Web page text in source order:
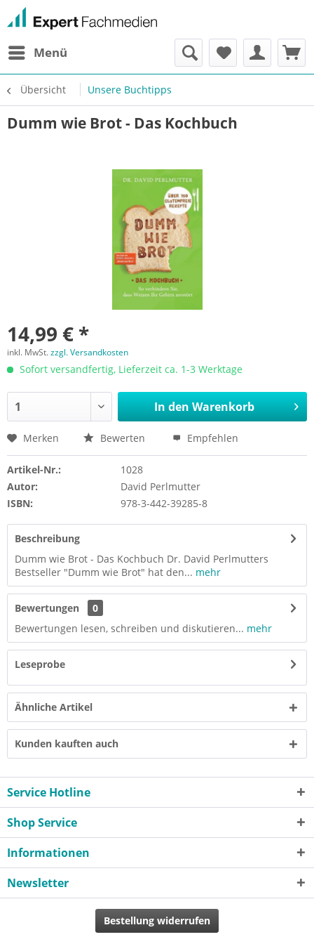
Menü
Übersicht Unsere Buchtipps
Dumm wie Brot - Das Kochbuch
14,99 € *
inkl. MwSt.zzgl. Versandkosten
Sofort versandfertig, Lieferzeit ca. 1-3 Werktage
In den Warenkorb
Merken Bewerten Empfehlen
Artikel-Nr.:
1028
Autor:
David Perlmutter
ISBN:
978-3-442-39285-8
Beschreibung
Dumm wie Brot - Das Kochbuch Dr. David Perlmutters
Bestseller "Dumm wie Brot" hat den... mehr
Bewertungen
0
Bewertungen lesen, schreiben und diskutieren... mehr
Leseprobe
Ähnliche Artikel
Kunden kauften auch
Service Hotline
Shop Service
Informationen
Newsletter
Bestellung widerrufen